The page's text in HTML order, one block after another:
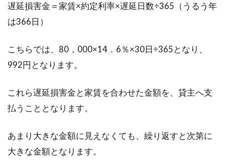
家を建てたとき、または新たな物件に引っ越し
い！どんな手続きが必要？
か？手渡しや口座に振り込んでいるでしょう
か。毎...
遅延損害金＝家賃×約定利率×遅延日数÷365（うるう年
は366日）
こちらでは、80，000×14．6％×30日÷365となり、
992円となります。
これら遅延損害金と家賃を合わせた金額を、貸主へ支
払うこととなります。
あまり大きな金額に見えなくても、繰り返すと次第に
大きな金額となります。